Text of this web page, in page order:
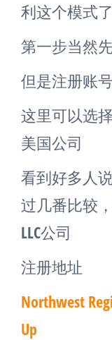
利这个模式了
第一步当然
但是注册账
这里可以选
美国公司
看到好多人
过几番比较
LLC公司
注册地址
Northwest
Up​